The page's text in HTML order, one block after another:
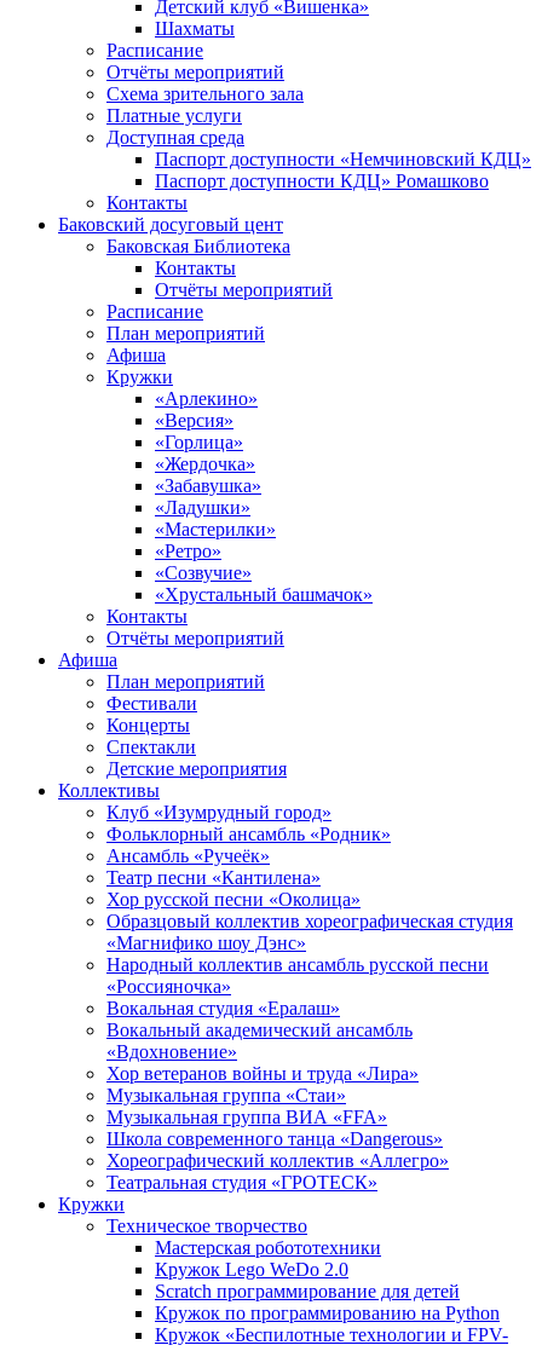
Детский клуб «Вишенка»
Шахматы
Расписание
Отчёты мероприятий
Схема зрительного зала
Платные услуги
Доступная среда
Паспорт доступности «Немчиновский КДЦ»
Паспорт доступности КДЦ» Ромашково
Контакты
Баковский досуговый цент
Баковская Библиотека
Контакты
Отчёты мероприятий
Расписание
План мероприятий
Афиша
Кружки
«Арлекино»
«Версия»
«Горлица»
«Жердочка»
«Забавушка»
«Ладушки»
«Мастерилки»
«Ретро»
«Созвучие»
«Хрустальный башмачок»
Контакты
Отчёты мероприятий
Афиша
План мероприятий
Фестивали
Концерты
Спектакли
Детские мероприятия
Коллективы
Клуб «Изумрудный город»
Фольклорный ансамбль «Родник»
Ансамбль «Ручеёк»
Театр песни «Кантилена»
Хор русской песни «Околица»
Образцовый коллектив хореографическая студия
«Магнифико шоу Дэнс»
Народный коллектив ансамбль русской песни
«Россияночка»
Вокальная студия «Ералаш»
Вокальный академический ансамбль
«Вдохновение»
Хор ветеранов войны и труда «Лира»
Музыкальная группа «Стаи»
Музыкальная группа ВИА «FFA»
Школа современного танца «Dangerous»
Хореографический коллектив «Аллегро»
Театральная студия «ГРОТЕСК»
Кружки
Техническое творчество
Мастерская робототехники
Кружок Lego WeDo 2.0
Scratch программирование для детей
Кружок по программированию на Python
Кружок «Беспилотные технологии и FPV-